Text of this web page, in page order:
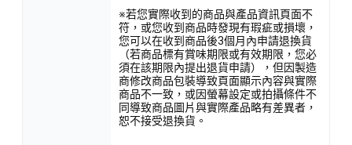
※若您實際收到的商品與產品資訊頁面不
符，或您收到商品時發現有瑕疵或損壞，
您可以在收到商品後3個月內申請退換貨
（若商品標有賞味期限或有效期限，您必
須在該期限內提出退貨申請），但因製造
商修改商品包裝導致頁面顯示內容與實際
商品不一致，或因螢幕設定或拍攝條件不
同導致商品圖片與實際產品略有差異者，
恕不接受退換貨。